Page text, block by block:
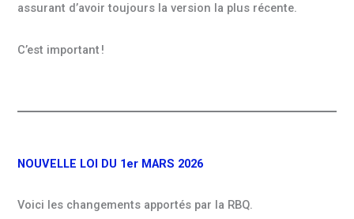
assurant d’avoir toujours la version la plus récente.
C’est important !
NOUVELLE LOI DU 1er MARS 2026
Voici les changements apportés par la RBQ.